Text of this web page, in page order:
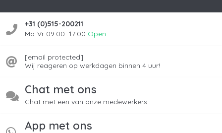
verzorgt wasmachines. Geschikt voor AEG,
Electrolux en Zanussi.
3) Bosch-Siemens wasmachinereiniger
speciaal afgestemd op apparaten van Bosch
Instructies: zo reinig en ontkalk je
je wasmachine
+31 (0)515-200211
Ma-Vr 09:00 -17:00 Open
[email protected]
Wij reageren op werkdagen binnen 4 uur!
Chat met ons
Chat met een van onze medewerkers
App met ons